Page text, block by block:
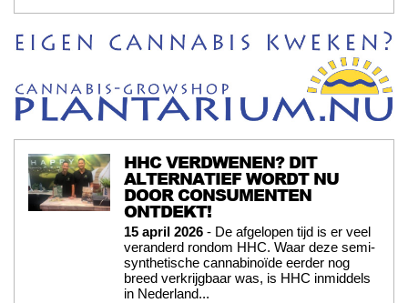
HHC VERDWENEN? DIT
ALTERNATIEF WORDT NU
DOOR CONSUMENTEN
ONTDEKT!
15 april 2026 - De afgelopen tijd is er veel
veranderd rondom HHC. Waar deze semi-
synthetische cannabinoïde eerder nog
breed verkrijgbaar was, is HHC inmiddels
in Nederland...